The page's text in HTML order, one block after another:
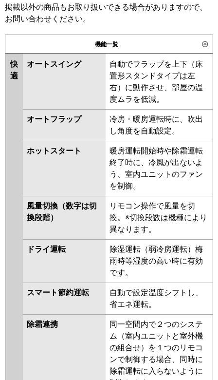
三菱電機 PCZ-ERMP50K6 PCZ-
ERMP50KL6
日立 RPC-GP50RSH11
パナソニック PA-P50T7HNCX PA-P50T7HC
PA-P50T7HNC
SZRU50BJNT SZRHU50BJT
SZRH50BFT
SZRHU50BFT
SZRH50BCNT SZRH50BCT
SZRU50BCT SZRU50BCNT
RCSA05043MUB RCSA05043MU
RCSA05043XU RCSA05033M
RCSA05033X ACSA05087M
PCZ-ERMP50K5 PCZ-
ERMP50KL5 PCZ-ERMP50KL4
PCZ-ERMP50K4 PCZ-ERMP50K3
PCZ-ERMP50KL3 PCZ-
ERMP50K2 PCZ-ERMP50KL2
PCZ-ERMP50KZ
ERMP50KLZ PCZ-ERMP50KY
PCZ-ERMP50KLY PCZ-ERMP50KV
PCZ-ERMP50KLV PCZ-
ERMP50KR PCZ-ERMP50KLR
RPC-GP50RSH9
RPC-GP50RSH8
RPC-GP50RSH7 RPC-GP50RSH6
RPC-GP50RSH5
RPC-GP50RSH3 RPC-GP50RSH2
FDEV505HA5SA FDEV505H5SA
FDEV505H5S
PA-P50T7HNBX PA-P50T7HB
PA-P50T7HNB PA-P50T7H PA-
P50T7HN PA-P50T6CB PA-
P50T6CNB PA-P50T6HB PA-
掲載以外の商品もお取り扱いできる場合がありますので、
お問い合わせください。
機能一覧
快
適
オートスイング
自動でフラップを上下（床
置形スタンドタイプは左
右）に動作させ、部屋の温
度ムラを低減。
オートフラップ
冷房・暖房運転時に、吹出
し角度を自動設定。
ホットスタート
暖房運転開始時や除霜運転
終了時に、冷風が出ないよ
う、室内ユニットのファン
を制御。
風量切換（数字は切
換段階）
リモコン操作で風量を切
換。※切換段数は機種により
異なります。
ドライ運転
除湿運転（弱冷房運転）梅
雨時等湿度の高い時に有効
です。
スマート節約運転
自動で設定温度シフトし、
省エネ運転。
除霜連携
同一空間内で２つのシステ
ム（室内ユニットと室外機
の組合せ）を１つのリモコ
ンで制御する場合、同時に
除霜運転に入らないように